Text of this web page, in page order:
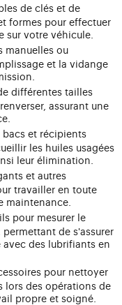
de clés et de
formes pour effectuer
sur votre véhicule.
manuelles ou
et la vidange
différentes tailles
assurant une
bacs et récipients
les huiles usagées
leur élimination.
et autres
travailler en toute
maintenance.
pour mesurer le
de s'assurer
des lubrifiants en
pour nettoyer
lors des opérations de
propre et soigné.